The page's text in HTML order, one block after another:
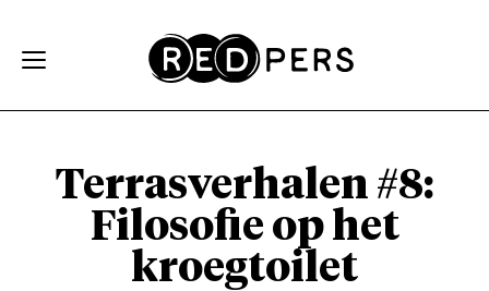
Terrasverhalen #8:
Filosofie op het
kroegtoilet